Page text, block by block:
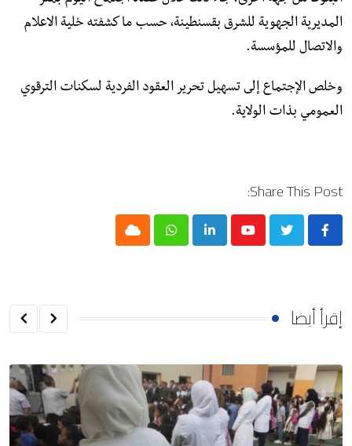
المديرية الجهوية للشرق بقسنطينة، حسب ما كشفته خلية الاعلام
والاتصال للمؤسسة.
وخلص الإجتماع إلى تسهيل تحرير العقود الفردية لسكنات الترقوي
العمومي بذات الولاية.
Share This Post:
Youtube
LinkedIn
Whatsapp
Cloud
إقرأ أيضا